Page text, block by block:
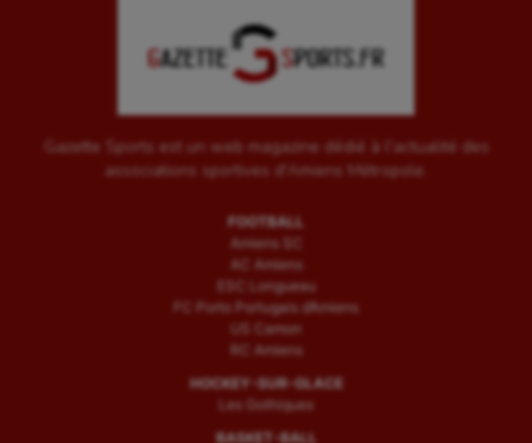
Gazette Sports est un web magazine dédié à l'actualité des
associations sportives d'Amiens Métropole.
FOOTBALL
Amiens SC
AC Amiens
ESC Longueau
FC Porto Portugais d’Amiens
US Camon
RC Amiens
HOCKEY-SUR-GLACE
Les Gothiques
BASKET-BALL